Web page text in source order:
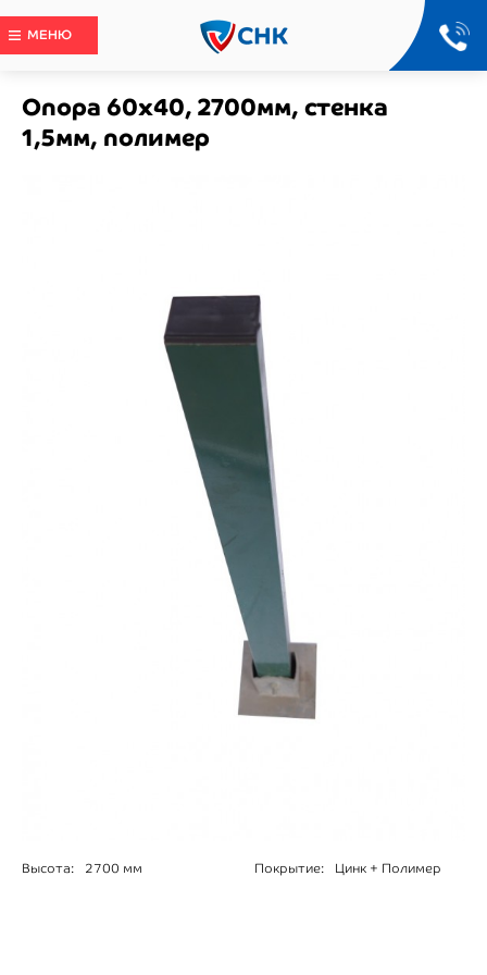
МЕНЮ
Опора 60х40, 2700мм, стенка
1,5мм, полимер
Высота: 2700 мм Покрытие: Цинк + Полимер